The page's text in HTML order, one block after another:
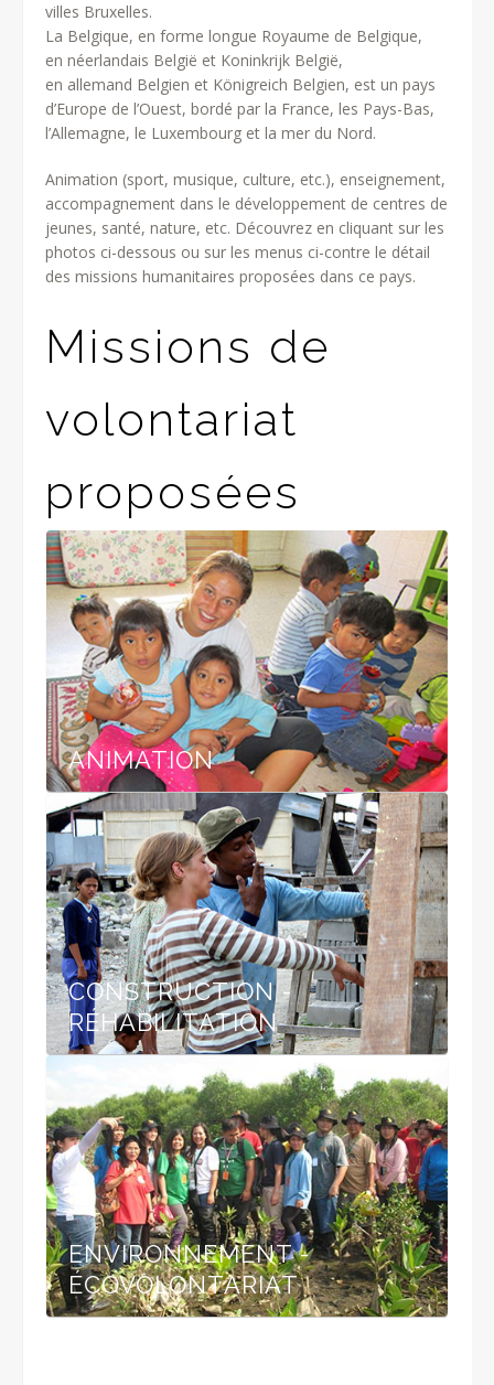
villes Bruxelles.
La Belgique, en forme longue Royaume de Belgique,
en néerlandais België et Koninkrijk België,
en allemand Belgien et Königreich Belgien, est un pays
d’Europe de l’Ouest, bordé par la France, les Pays-Bas,
l’Allemagne, le Luxembourg et la mer du Nord.
Animation (sport, musique, culture, etc.), enseignement,
accompagnement dans le développement de centres de
jeunes, santé, nature, etc. Découvrez en cliquant sur les
photos ci-dessous ou sur les menus ci-contre le détail
des missions humanitaires proposées dans ce pays.
Missions de
volontariat
proposées
ANIMATION
CONSTRUCTION -
RÉHABILITATION
ENVIRONNEMENT -
ÉCOVOLONTARIAT